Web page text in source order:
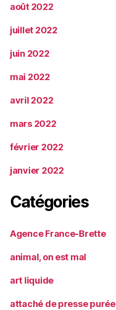
août 2022
juillet 2022
juin 2022
mai 2022
avril 2022
mars 2022
février 2022
janvier 2022
Catégories
Agence France-Brette
animal, on est mal
art liquide
attaché de presse purée